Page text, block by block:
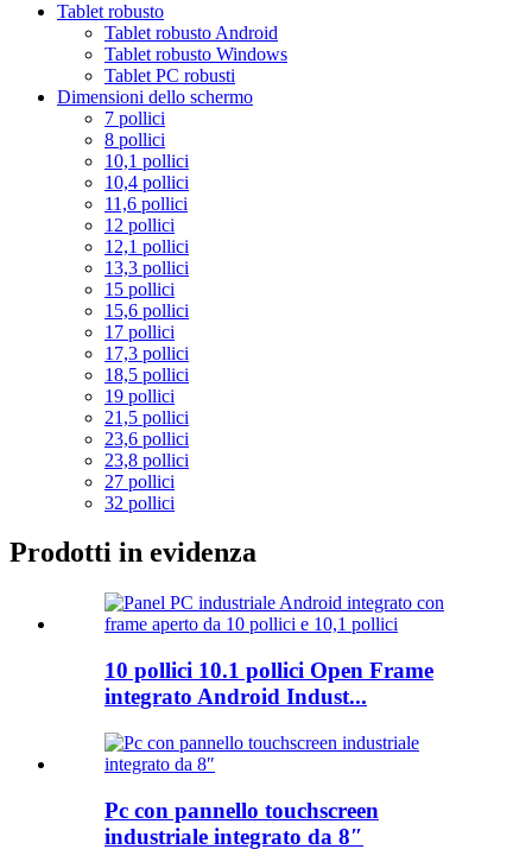
Tablet robusto
Tablet robusto Android
Tablet robusto Windows
Tablet PC robusti
Dimensioni dello schermo
7 pollici
8 pollici
10,1 pollici
10,4 pollici
11,6 pollici
12 pollici
12,1 pollici
13,3 pollici
15 pollici
15,6 pollici
17 pollici
17,3 pollici
18,5 pollici
19 pollici
21,5 pollici
23,6 pollici
23,8 pollici
27 pollici
32 pollici
Prodotti in evidenza
10 pollici 10.1 pollici Open Frame
integrato Android Indust...
Pc con pannello touchscreen
industriale integrato da 8″